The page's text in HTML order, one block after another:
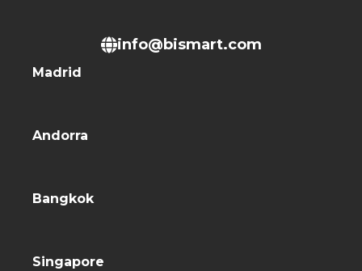
info@bismart.com
Madrid
Andorra
Bangkok
Singapore